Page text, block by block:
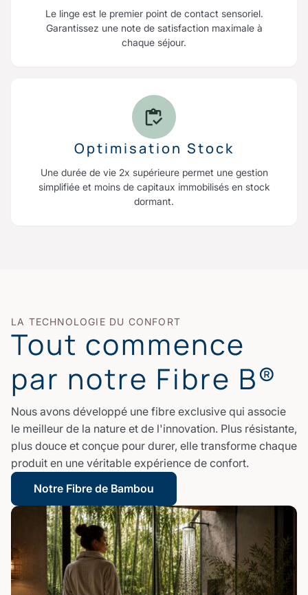
Le linge est le premier point de contact sensoriel.
Garantissez une note de satisfaction maximale à
chaque séjour.
Optimisation Stock
Une durée de vie 2x supérieure permet une gestion
simplifiée et moins de capitaux immobilisés en stock
dormant.
LA TECHNOLOGIE DU CONFORT
Tout commence
par notre Fibre B®
Nous avons développé une fibre exclusive qui associe
le meilleur de la nature et de l'innovation. Plus résistante,
plus douce et conçue pour durer, elle transforme chaque
produit en une véritable expérience de confort.
Notre Fibre de Bambou